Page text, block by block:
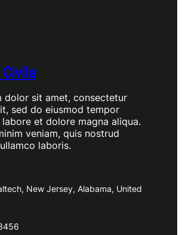
dolor sit amet, consectetur
sed do eiusmod tempor
et dolore magna aliqua.
veniam, quis nostrud
laboris.
New Jersey, Alabama, United